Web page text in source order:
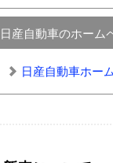
日産自動車のホーム
日産自動車ホー